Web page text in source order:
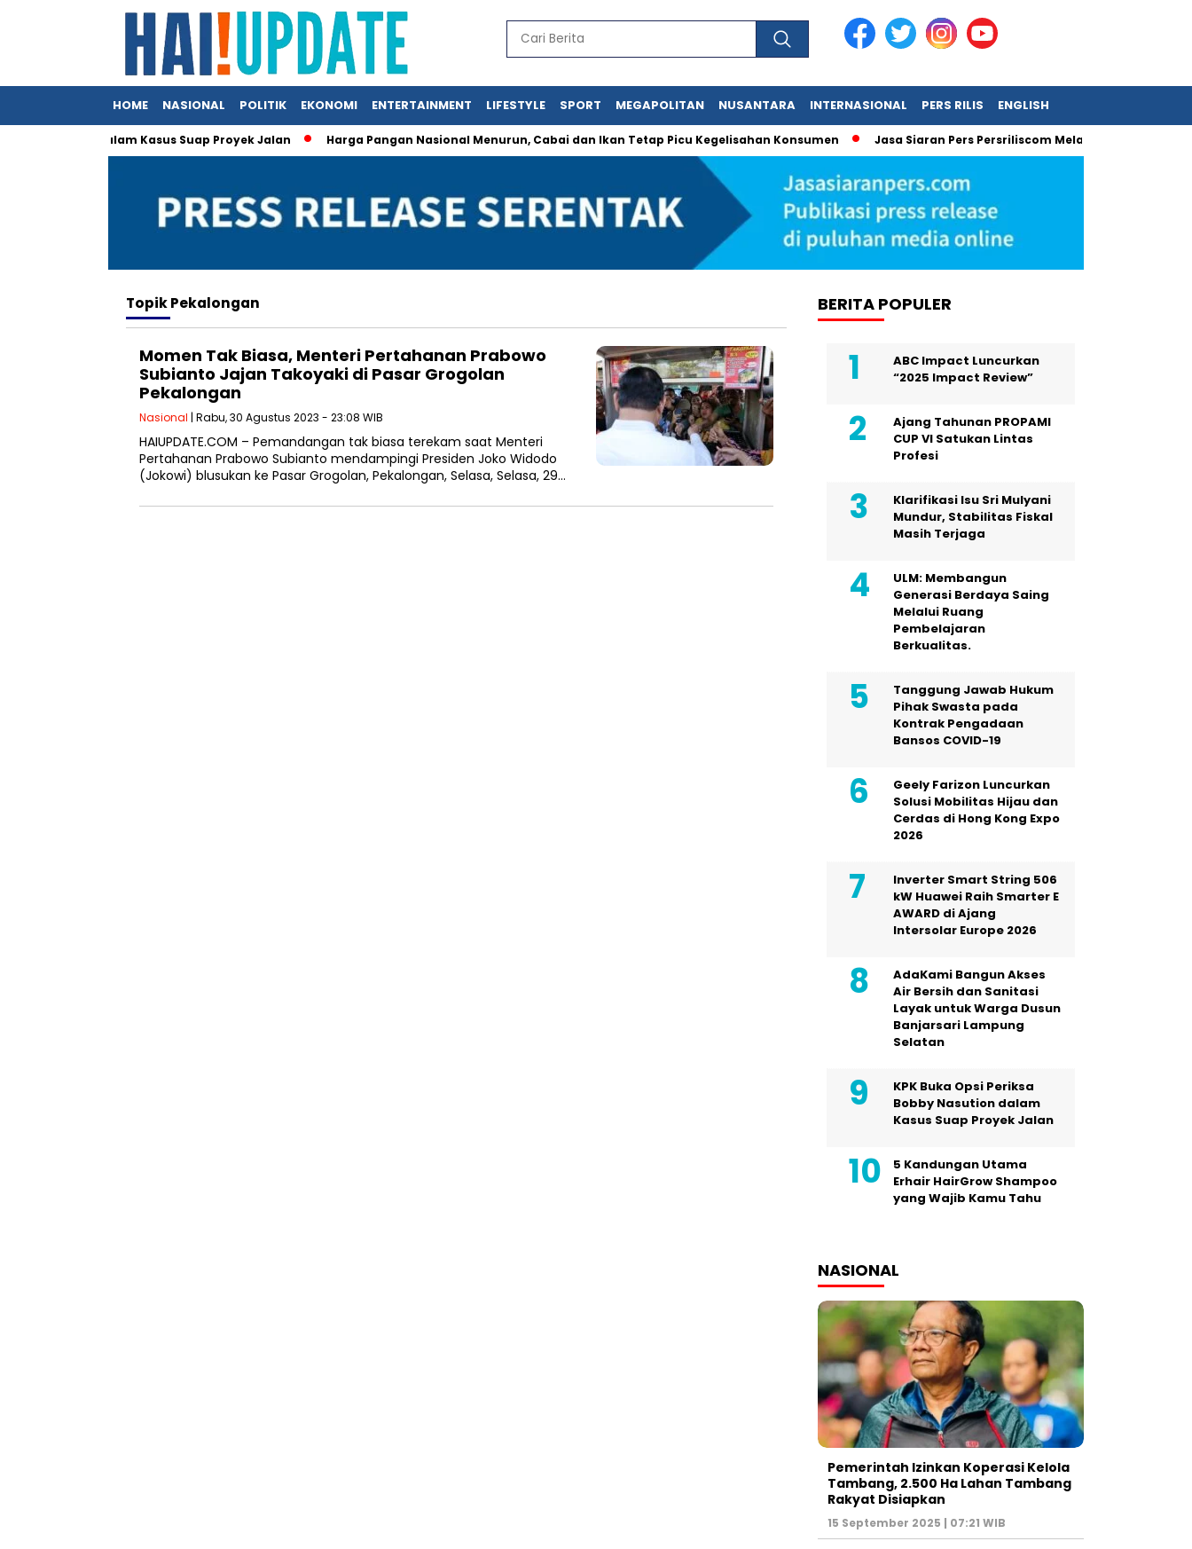
HOME NASIONAL POLITIK EKONOMI ENTERTAINMENT LIFESTYLE SPORT MEGAPOLITAN NUSANTARA INTERNASIONAL PERS RILIS ENGLISH
Nasution dalam Kasus Suap Proyek Jalan Harga Pangan Nasional Menurun, Cabai dan Ikan Tetap Picu Kegelisahan Konsumen Jasa Siaran Pers Persriliscom Melayani Publikasi ke
TopikPekalongan
Momen Tak Biasa, Menteri Pertahanan Prabowo
Subianto Jajan Takoyaki di Pasar Grogolan
Pekalongan
Nasional | Rabu, 30 Agustus 2023 - 23:08 WIB
HAIUPDATE.COM – Pemandangan tak biasa terekam saat Menteri
Pertahanan Prabowo Subianto mendampingi Presiden Joko Widodo
(Jokowi) blusukan ke Pasar Grogolan, Pekalongan, Selasa, Selasa, 29…
BERITA POPULER
ABC Impact Luncurkan
“2025 Impact Review”
Ajang Tahunan PROPAMI
CUP VI Satukan Lintas
Profesi
Klarifikasi Isu Sri Mulyani
Mundur, Stabilitas Fiskal
Masih Terjaga
ULM: Membangun
Generasi Berdaya Saing
Melalui Ruang
Pembelajaran
Berkualitas.
Tanggung Jawab Hukum
Pihak Swasta pada
Kontrak Pengadaan
Bansos COVID-19
Geely Farizon Luncurkan
Solusi Mobilitas Hijau dan
Cerdas di Hong Kong Expo
2026
Inverter Smart String 506
kW Huawei Raih Smarter E
AWARD di Ajang
Intersolar Europe 2026
AdaKami Bangun Akses
Air Bersih dan Sanitasi
Layak untuk Warga Dusun
Banjarsari Lampung
Selatan
KPK Buka Opsi Periksa
Bobby Nasution dalam
Kasus Suap Proyek Jalan
5 Kandungan Utama
Erhair HairGrow Shampoo
yang Wajib Kamu Tahu
NASIONAL
Pemerintah Izinkan Koperasi Kelola
Tambang, 2.500 Ha Lahan Tambang
Rakyat Disiapkan
15 September 2025 | 07:21 WIB